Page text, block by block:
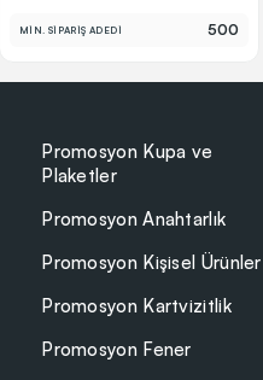
MİN. SİPARİŞ ADEDİ 500
Promosyon Kupa ve
Plaketler
Promosyon Anahtarlık
Promosyon Kişisel Ürünler
Promosyon Kartvizitlik
Promosyon Fener